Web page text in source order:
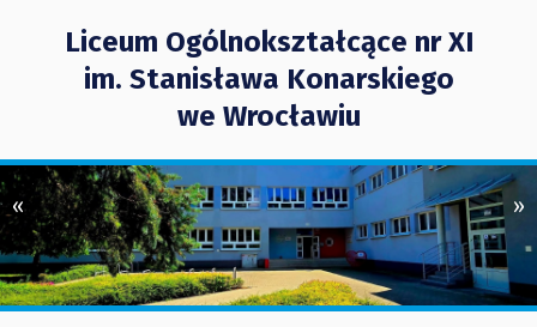
Liceum Ogólnokształcące nr XI
im. Stanisława Konarskiego
we Wrocławiu
« »